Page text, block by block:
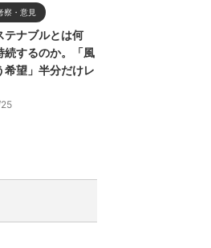
察・意見
テナブルとは何
続するのか。「風
希望」半分だけレ